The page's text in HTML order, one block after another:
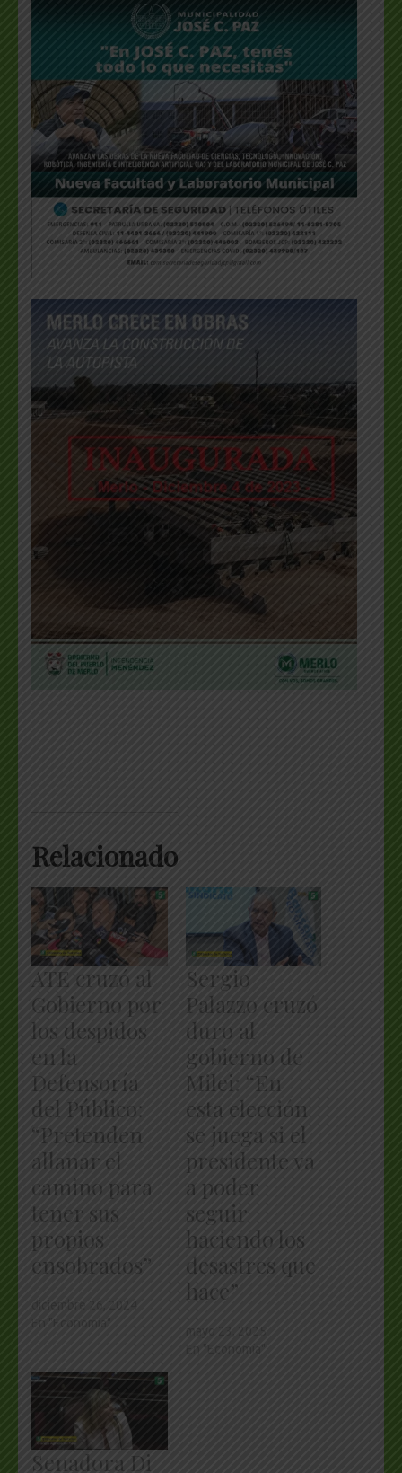
Relacionado
ATE cruzó al
Gobierno por
los despidos
en la
Defensoría
del Público:
“Pretenden
allanar el
camino para
tener sus
propios
ensobrados”
Sergio
Palazzo cruzó
duro al
gobierno de
Milei: “En
esta elección
se juega si el
presidente va
a poder
seguir
haciendo los
desastres que
hace”
Senadora Di